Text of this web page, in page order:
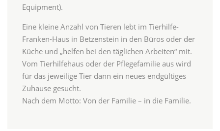
Equipment).
Eine kleine Anzahl von Tieren lebt im Tierhilfe-
Franken-Haus in Betzenstein in den Büros oder der
Küche und „helfen bei den täglichen Arbeiten“ mit.
Vom Tierhilfehaus oder der Pflegefamilie aus wird
für das jeweilige Tier dann ein neues endgültiges
Zuhause gesucht.
Nach dem Motto: Von der Familie – in die Familie.